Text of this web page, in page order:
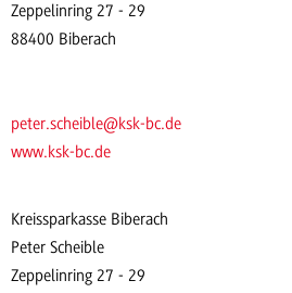
Zeppelinring 27 - 29
88400 Biberach
peter.scheible@ksk-bc.de
www.ksk-bc.de
Kreissparkasse Biberach
Peter Scheible
Zeppelinring 27 - 29